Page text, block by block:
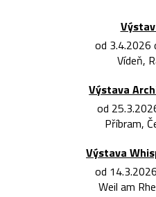
od 3.4.2026
Vídeň,
Výstava
od
Příbram,
Výstava
od
Weil am